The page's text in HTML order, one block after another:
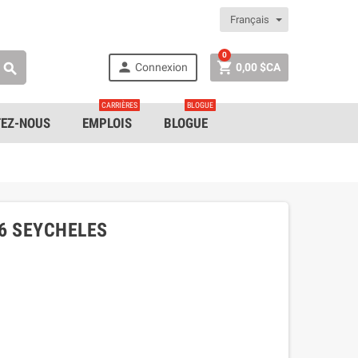
Français
  Connexion  0,00 $CA
0
NOUS EMPLOIS
CARRIÈRES
BLOGUE
BLOGUE
SEYCHELES